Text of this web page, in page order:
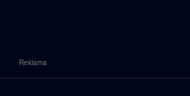
Reklama